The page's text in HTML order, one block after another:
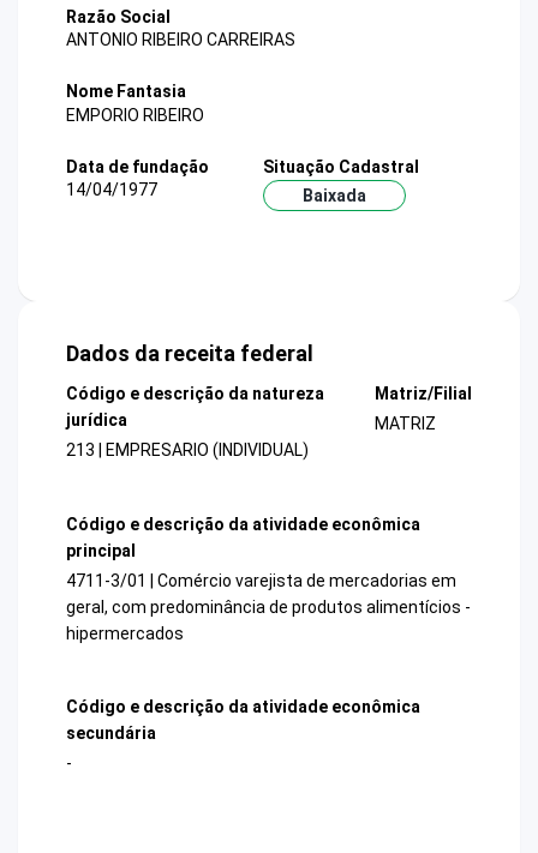
Razão Social
ANTONIO RIBEIRO CARREIRAS
Nome Fantasia
EMPORIO RIBEIRO
Data de fundação
14/04/1977
Situação Cadastral
Baixada
Dados da receita federal
Código e descrição da natureza
jurídica
213 | EMPRESARIO (INDIVIDUAL)
Matriz/Filial
MATRIZ
Código e descrição da atividade econômica
principal
4711-3/01 | Comércio varejista de mercadorias em
geral, com predominância de produtos alimentícios -
hipermercados
Código e descrição da atividade econômica
secundária
-